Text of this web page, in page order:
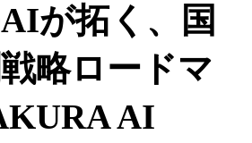
が拓く、国
略ロードマ
AI